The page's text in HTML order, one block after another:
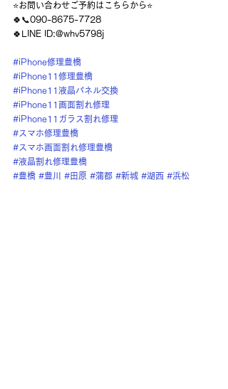
⭐️お問い合わせご予約はこちらから⭐️
🍀📞090-8675-7728
🍀LINE ID:@whv5798j
#iPhone修理豊橋
#iPhone11修理豊橋
#iPhone11液晶パネル交換
#iPhone11画面割れ修理
#iPhone11ガラス割れ修理
#スマホ修理豊橋
#スマホ画面割れ修理豊橋
#液晶割れ修理豊橋
#豊橋 #豊川 #田原 #蒲郡 #新城 #湖西 #浜松